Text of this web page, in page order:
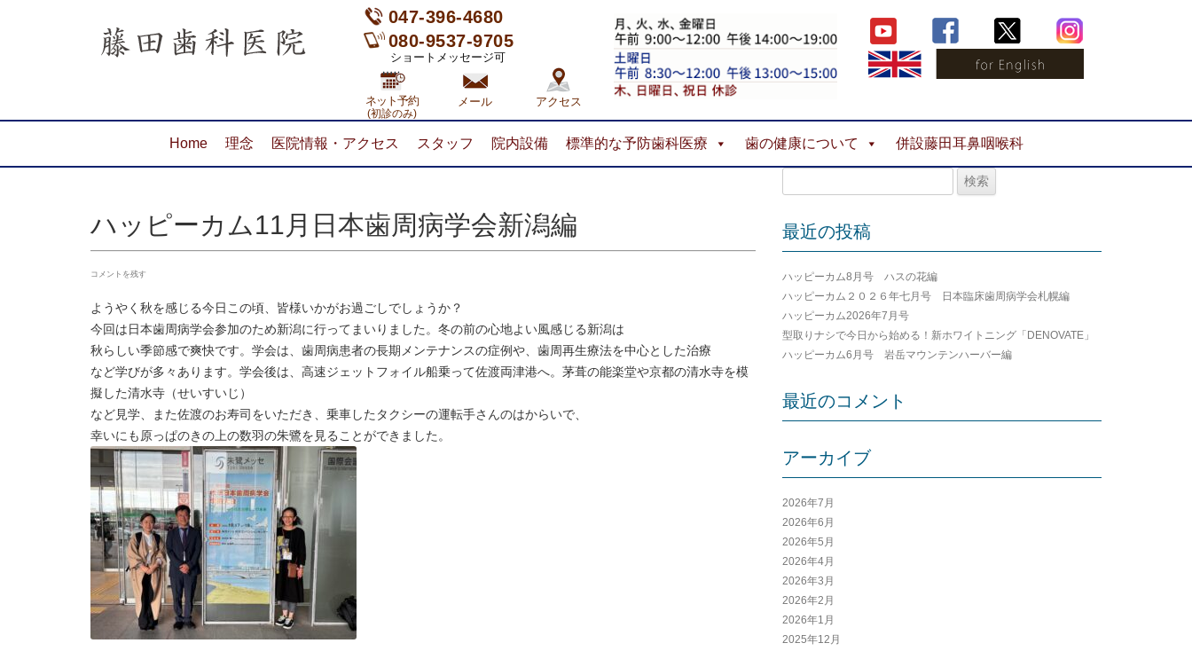
047-396-4680
080-9537-9705
ショートメッセージ可
ネット予約
(初診のみ)
メール アクセス
ン
テ
キ
Home 理念 医院情報・アクセス スタッフ 院内設備 標準的な予防歯科医療 歯の健康について 併設藤田耳鼻咽喉科
ハッピーカム11月日本歯周病学会新潟編
コメントを残す
ようやく秋を感じる今日この頃、皆様いかがお過ごしでしょうか？
今回は日本歯周病学会参加のため新潟に行ってまいりました。冬の前の心地よい風感じる新潟は
秋らしい季節感で爽快です。学会は、歯周病患者の長期メンテナンスの症例や、歯周再生療法を中心とした治療
など学びが多々あります。学会後は、高速ジェットフォイル船乗って佐渡両津港へ。茅葺の能楽堂や京都の清水寺を模
擬した清水寺（せいすいじ）
など見学、また佐渡のお寿司をいただき、乗車したタクシーの運転手さんのはからいで、
幸いにも原っぱのきの上の数羽の朱鷺を見ることができました。
最近の投稿
ハッピーカム8月号 ハスの花編
ハッピーカム２０２６年七月号 日本臨床歯周病学会札幌編
ハッピーカム2026年7月号
型取りナシで今日から始める！新ホワイトニング「DENOVATE」
ハッピーカム6月号 岩岳マウンテンハーバー編
最近のコメント
アーカイブ
2026年7月
2026年6月
2026年5月
2026年4月
2026年3月
2026年2月
2026年1月
2025年12月